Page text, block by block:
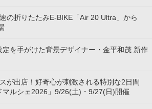
の折りたたみE-BIKE「Air 20 Ultra」から
定を手がけた背景デザイナー・金平和茂 新作
が出店！好奇心が刺激される特別な2日間
マルシェ2026」9/26(土)・9/27(日)開催